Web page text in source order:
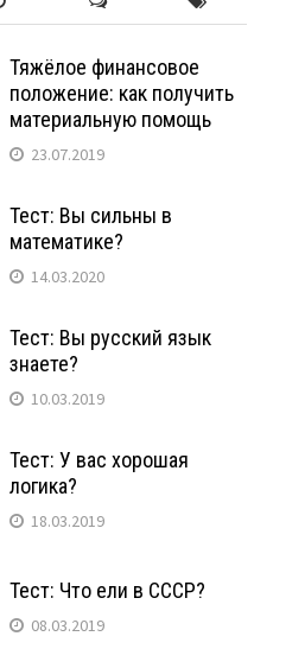
Тяжёлое финансовое
положение: как получить
материальную помощь
23.07.2019
Тест: Вы сильны в
математике?
14.03.2020
Тест: Вы русский язык
знаете?
10.03.2019
Тест: У вас хорошая
логика?
18.03.2019
Тест: Что ели в СССР?
08.03.2019